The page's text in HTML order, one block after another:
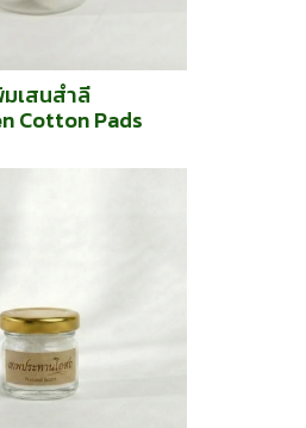
เสนสำลี
Cotton Pads